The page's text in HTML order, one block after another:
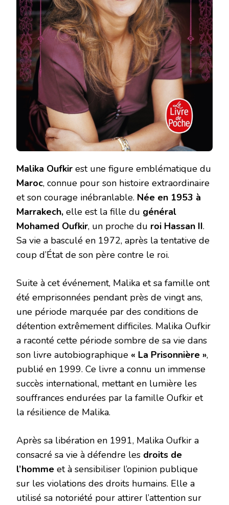
Malika Oufkir est une figure emblématique du
Maroc, connue pour son histoire extraordinaire
et son courage inébranlable. Née en 1953 à
Marrakech, elle est la fille du général
Mohamed Oufkir, un proche du roi Hassan II.
Sa vie a basculé en 1972, après la tentative de
coup d’État de son père contre le roi.
Suite à cet événement, Malika et sa famille ont
été emprisonnées pendant près de vingt ans,
une période marquée par des conditions de
détention extrêmement difficiles. Malika Oufkir
a raconté cette période sombre de sa vie dans
son livre autobiographique « La Prisonnière »,
publié en 1999. Ce livre a connu un immense
succès international, mettant en lumière les
souffrances endurées par la famille Oufkir et
la résilience de Malika.
Après sa libération en 1991, Malika Oufkir a
consacré sa vie à défendre les droits de
l’homme et à sensibiliser l’opinion publique
sur les violations des droits humains. Elle a
utilisé sa notoriété pour attirer l’attention sur